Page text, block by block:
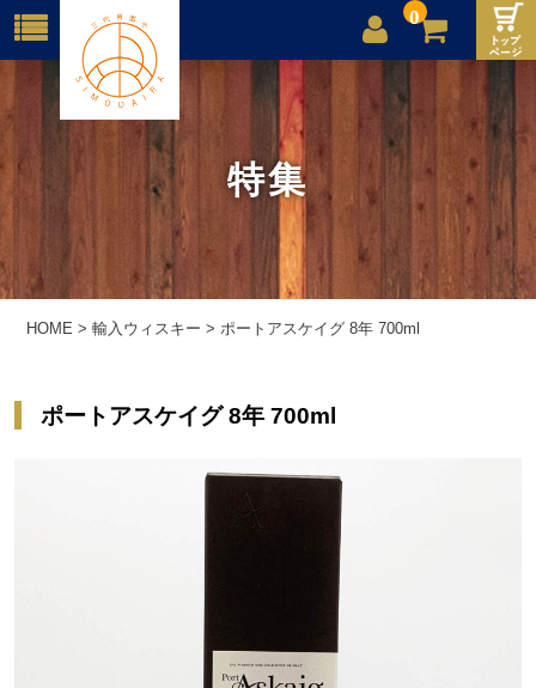
0
店舗案内
ご利用案内
送料
お問合せ
特集
HOME >輸入ウィスキー >ポートアスケイグ 8年 700ml
ポートアスケイグ 8年 700ml